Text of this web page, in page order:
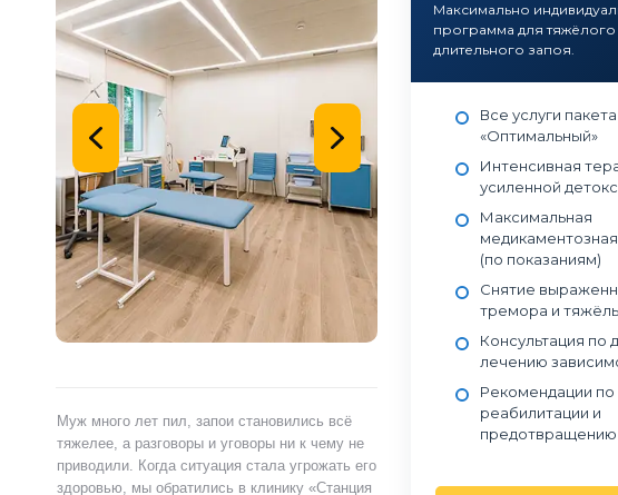
Муж много лет пил, запои становились всё
тяжелее, а разговоры и уговоры ни к чему не
приводили. Когда ситуация стала угрожать его
здоровью, мы обратились в клинику «Станция
Я сам обратился в
«Станция Жизни», когда понял,
страшно и стыдно, но на
Максимально
программа для тяжёлого
длительного запоя.
Все услуги пакета
«Оптимальный»
Интенсивная
усиленной
Максимальная
(по показаниям)
Снятие
тремора и
Консультация по
лечению
Рекомендации по
реабилитации и
предотвращению